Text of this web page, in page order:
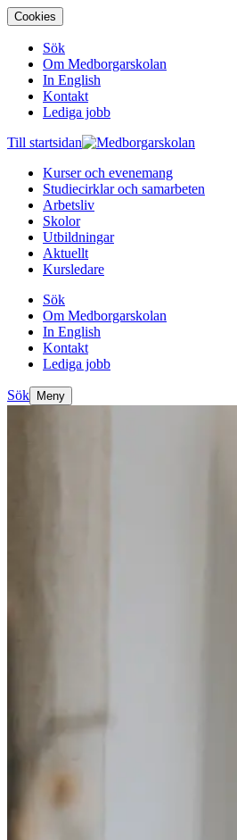
Cookies
Sök
Om Medborgarskolan
In English
Kontakt
Lediga jobb
Till startsidan
Kurser och evenemang
Studiecirklar och samarbeten
Arbetsliv
Skolor
Utbildningar
Aktuellt
Kursledare
Sök
Om Medborgarskolan
In English
Kontakt
Lediga jobb
Sök Meny